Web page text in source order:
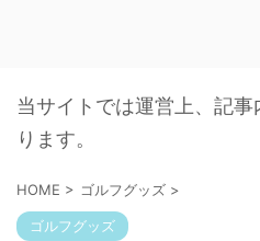
当サイトでは運営上、記
ります。
HOME > ゴルフグッズ >
ゴルフグッズ